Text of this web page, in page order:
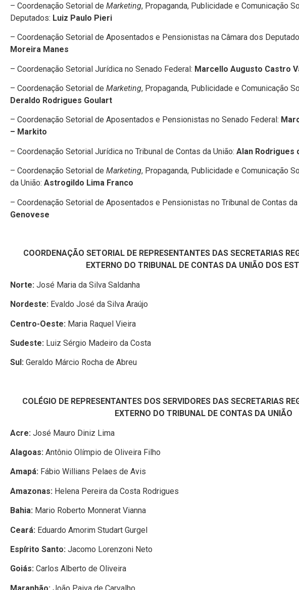
– Coordenação Setorial de Marketing, Propaganda, Publicidade e Comunicação
Deputados: Luiz Paulo Pieri
– Coordenação Setorial de Aposentados e Pensionistas na Câmara dos
Moreira Manes
– Coordenação Setorial Jurídica no Senado Federal: Marcello Augusto Castro
– Coordenação Setorial de Marketing, Propaganda, Publicidade e Comunicação
Deraldo Rodrigues Goulart
– Coordenação Setorial de Aposentados e Pensionistas no Senado Federal:
– Markito
– Coordenação Setorial Jurídica no Tribunal de Contas da União: Alan Rodrigues
– Coordenação Setorial de Marketing, Propaganda, Publicidade e Comunicação
da União: Astrogildo Lima Franco
– Coordenação Setorial de Aposentados e Pensionistas no Tribunal de Contas da
Genovese
COORDENAÇÃO SETORIAL DE REPRESENTANTES DAS SECRETARIAS
EXTERNO DO TRIBUNAL DE CONTAS DA UNIÃO DOS
Norte: José Maria da Silva Saldanha
Nordeste: Evaldo José da Silva Araújo
Centro-Oeste: Maria Raquel Vieira
Sudeste: Luiz Sérgio Madeiro da Costa
Sul: Geraldo Márcio Rocha de Abreu
COLÉGIO DE REPRESENTANTES DOS SERVIDORES DAS SECRETARIAS
EXTERNO DO TRIBUNAL DE CONTAS DA UNIÃO
Acre: José Mauro Diniz Lima
Alagoas: Antônio Olímpio de Oliveira Filho
Amapá: Fábio Willians Pelaes de Avis
Amazonas: Helena Pereira da Costa Rodrigues
Bahia: Mario Roberto Monnerat Vianna
Ceará: Eduardo Amorim Studart Gurgel
Espírito Santo: Jacomo Lorenzoni Neto
Goiás: Carlos Alberto de Oliveira
Maranhão: João Paiva de Carvalho